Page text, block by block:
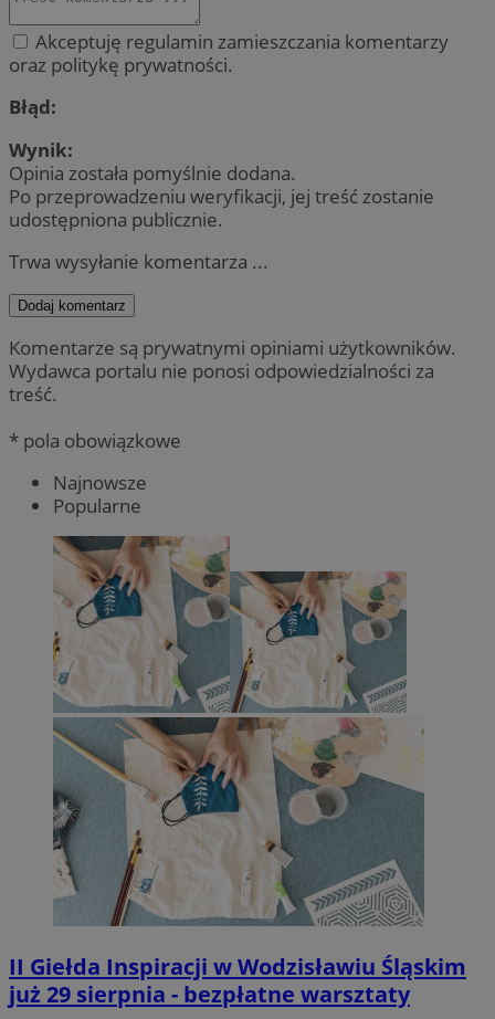
Akceptuję regulamin zamieszczania komentarzy
oraz politykę prywatności.
Błąd:
Wynik:
Opinia została pomyślnie dodana.
Po przeprowadzeniu weryfikacji, jej treść zostanie
udostępniona publicznie.
Trwa wysyłanie komentarza ...
Dodaj komentarz
Komentarze są prywatnymi opiniami użytkowników.
Wydawca portalu nie ponosi odpowiedzialności za
treść.
* pola obowiązkowe
Najnowsze
Popularne
II Giełda Inspiracji w Wodzisławiu Śląskim
już 29 sierpnia - bezpłatne warsztaty